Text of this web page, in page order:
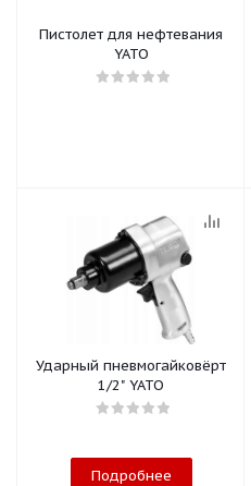
Пистолет для нефтевания
YATO
Ударный пневмогайковёрт
1/2" YATO
Подробнее